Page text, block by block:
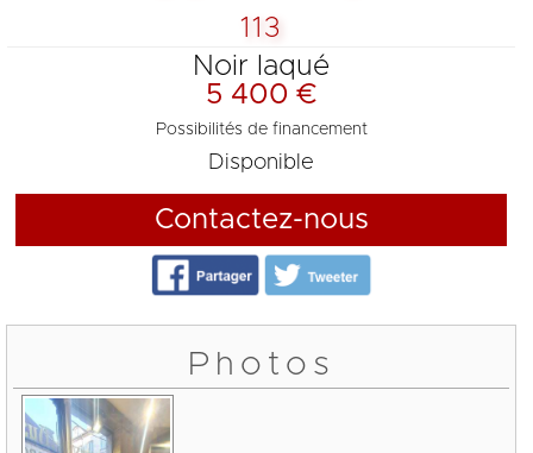
113
Noir laqué
5 400 €
Possibilités de financement
Disponible
Contactez-nous
Photos